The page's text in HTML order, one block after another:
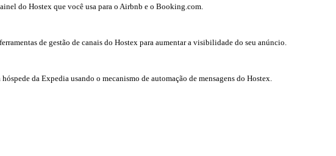
do Hostex que você usa para o Airbnb e o Booking.com.
de gestão de canais do Hostex para aumentar a visibilidade do seu anúncio.
da Expedia usando o mecanismo de automação de mensagens do Hostex.